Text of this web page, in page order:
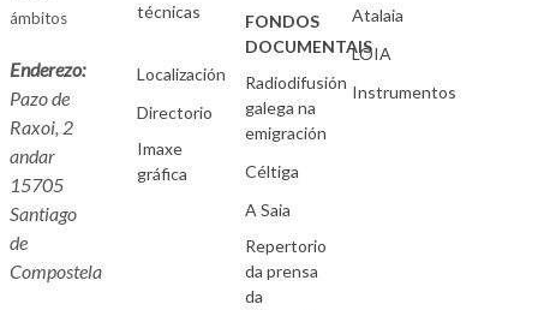
ámbitos
Enderezo:
Pazo de
Raxoi, 2
andar
15705
Santiago
de
Compostela
técnicas
Localización
Directorio
Imaxe
gráfica
FONDOS
DOCUMENTAIS
Radiodifusión
galega na
emigración
Céltiga
A Saia
Repertorio
da prensa
da
Atalaia
LOIA
Instrumentos